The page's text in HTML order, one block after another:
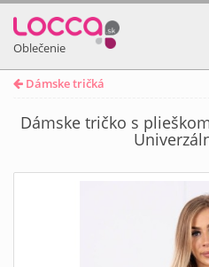
Oblečenie
Dámske tričká
Dámske tričko s